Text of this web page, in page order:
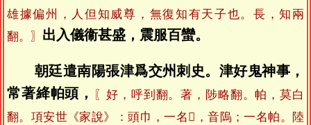
雄據偏州，人但知威尊，無復知有天子也。長，知兩
翻。〗 出入儀衞甚盛，震服百蠻。
朝廷遣南陽張津爲交州刺史。津好鬼神事，
常著絳帕頭，
〖好，呼到翻。著，陟略翻。帕，莫白
翻。項安世《家說》：頭巾，一名𢄦，音隖；一名帕。陸